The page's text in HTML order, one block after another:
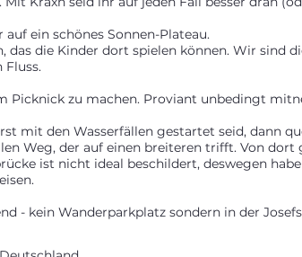
ein schönes Sonnen-Plateau.
das die Kinder dort spielen können. Wir sind
Fluss.
Picknick zu machen. Proviant unbedingt
mit den Wasserfällen gestartet seid, dann
Weg, der auf einen breiteren trifft. Von
ist nicht ideal beschildert, deswegen
- kein Wanderparkplatz sondern in der